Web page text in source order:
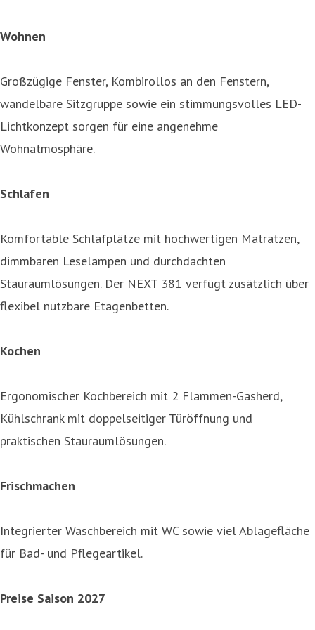
Wohnen
Großzügige Fenster, Kombirollos an den Fenstern,
wandelbare Sitzgruppe sowie ein stimmungsvolles LED-
Lichtkonzept sorgen für eine angenehme
Wohnatmosphäre.
Schlafen
Komfortable Schlafplätze mit hochwertigen Matratzen,
dimmbaren Leselampen und durchdachten
Stauraumlösungen. Der NEXT 381 verfügt zusätzlich über
flexibel nutzbare Etagenbetten.
Kochen
Ergonomischer Kochbereich mit 2 Flammen-Gasherd,
Kühlschrank mit doppelseitiger Türöffnung und
praktischen Stauraumlösungen.
Frischmachen
Integrierter Waschbereich mit WC sowie viel Ablagefläche
für Bad- und Pflegeartikel.
Preise Saison 2027